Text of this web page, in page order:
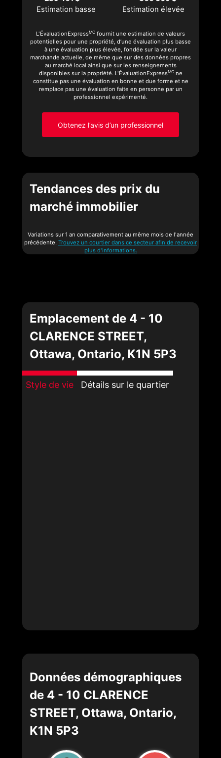
Estimation basse
Estimation élevée
L'ÉvaluationExpressMC fournit une estimation de valeurs
potentielles pour une propriété, d’une évaluation plus basse
à une évaluation plus élevée, fondée sur la valeur
marchande actuelle, de même que sur des données propres
au marché local ainsi que sur les renseignements
disponibles sur la propriété. L'ÉvaluationExpressMCne
constitue pas une évaluation en bonne et due forme et ne
remplace pas une évaluation faite en personne par un
professionnel expérimenté.
Obtenez l’avis d’un professionnel
Tendances des prix du
marché immobilier
Variations sur 1 an comparativement au même mois de l'année
précédente. Trouvez un courtier dans ce secteur afin de recevoir
plus d'informations.
Emplacement de 4 - 10
CLARENCE STREET,
Ottawa, Ontario, K1N 5P3
Style de vie Détails sur le quartier
Données démographiques
de 4 - 10 CLARENCE
STREET, Ottawa, Ontario,
K1N 5P3